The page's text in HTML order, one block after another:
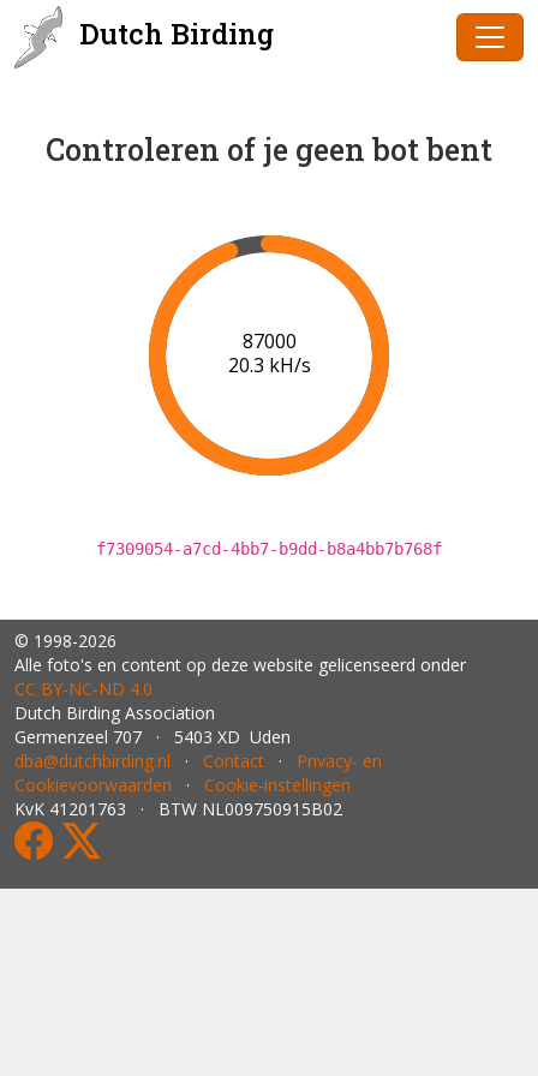
Dutch Birding
Controleren of je geen bot bent
88000
20.3 kH/s
f7309054-a7cd-4bb7-b9dd-b8a4bb7b768f
© 1998-2026
Alle foto's en content op deze website gelicenseerd onder
CC BY‑NC‑ND 4.0
Dutch Birding Association
Germenzeel 707 · 5403 XD Uden
dba@dutchbirding.nl · Contact · Privacy- en
Cookievoorwaarden · Cookie-instellingen
KvK 41201763 · BTW NL009750915B02